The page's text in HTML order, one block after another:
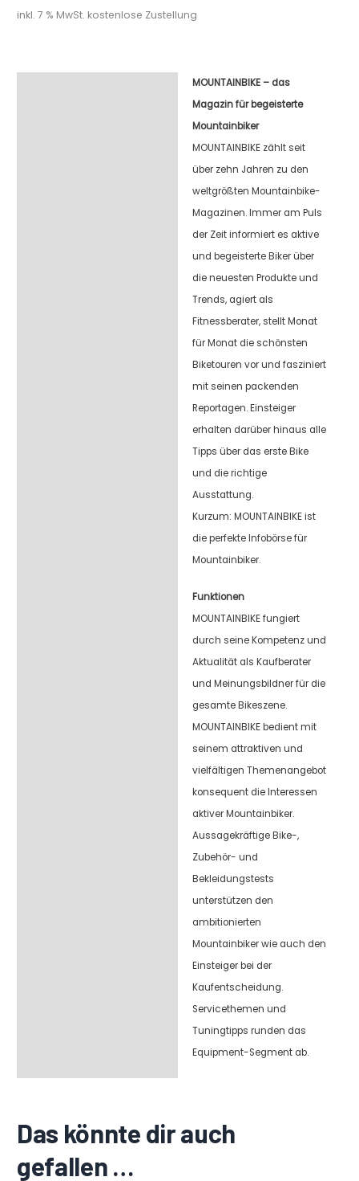
inkl. 7 % MwSt. kostenlose Zustellung
MOUNTAINBIKE – das
Magazin für begeisterte
Mountainbiker
MOUNTAINBIKE zählt seit
über zehn Jahren zu den
weltgrößten Mountainbike-
Magazinen. Immer am Puls
der Zeit informiert es aktive
und begeisterte Biker über
die neuesten Produkte und
Trends, agiert als
Fitnessberater, stellt Monat
für Monat die schönsten
Biketouren vor und fasziniert
mit seinen packenden
Reportagen. Einsteiger
erhalten darüber hinaus alle
Tipps über das erste Bike
und die richtige
Ausstattung.
Kurzum: MOUNTAINBIKE ist
die perfekte Infobörse für
Mountainbiker.
Funktionen
MOUNTAINBIKE fungiert
durch seine Kompetenz und
Aktualität als Kaufberater
und Meinungsbildner für die
gesamte Bikeszene.
MOUNTAINBIKE bedient mit
seinem attraktiven und
vielfältigen Themenangebot
konsequent die Interessen
aktiver Mountainbiker.
Aussagekräftige Bike-,
Zubehör- und
Bekleidungstests
unterstützen den
ambitionierten
Mountainbiker wie auch den
Einsteiger bei der
Kaufentscheidung.
Servicethemen und
Tuningtipps runden das
Equipment-Segment ab.
Das könnte dir auch
gefallen …